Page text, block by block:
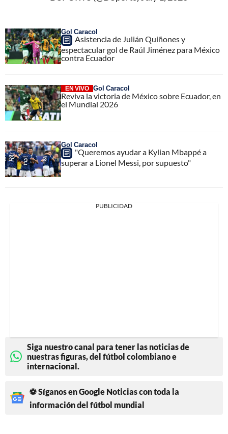
Gol Caracol
Asistencia de Julián Quiñones y
espectacular gol de Raúl Jiménez para México
contra Ecuador
EN VIVO Gol Caracol
Reviva la victoria de México sobre Ecuador, en
el Mundial 2026
Gol Caracol
"Queremos ayudar a Kylian Mbappé a
superar a Lionel Messi, por supuesto"
PUBLICIDAD
Siga nuestro canal para tener las noticias de
nuestras figuras, del fútbol colombiano e
internacional.
⚽ Síganos en Google Noticias con toda la
información del fútbol mundial